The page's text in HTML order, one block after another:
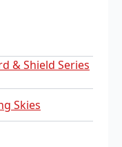
& Shield Series
Skies